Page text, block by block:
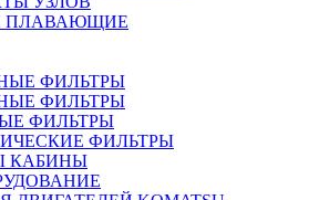
ПЛАВАЮЩИЕ
ФИЛЬТРЫ
ФИЛЬТРЫ
ФИЛЬТРЫ
ФИЛЬТРЫ
КАБИНЫ